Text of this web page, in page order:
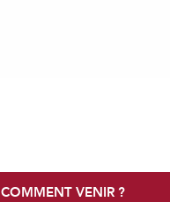
COMMENT VENIR ?